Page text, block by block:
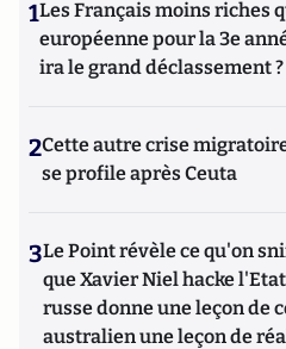
1Les Français moins riches
européenne pour la 3e
ira le grand déclassement ?
2Cette autre crise
se profile après Ceuta
3Le Point révèle ce qu'on
que Xavier Niel hacke
russe donne une leçon de
australien une leçon de